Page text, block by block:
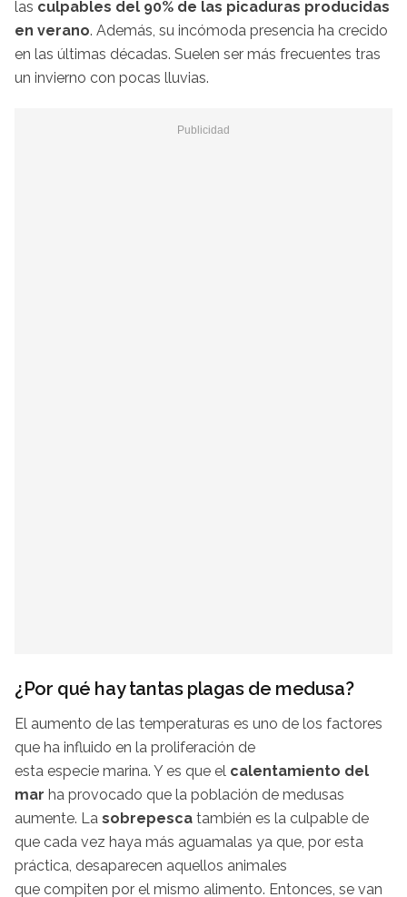
las culpables del 90% de las picaduras producidas
en verano. Además, su incómoda presencia ha crecido
en las últimas décadas. Suelen ser más frecuentes tras
un invierno con pocas lluvias.
¿Por qué hay tantas plagas de medusa?
El aumento de las temperaturas es uno de los factores
que ha influido en la proliferación de
esta especie marina. Y es que el calentamiento del
mar ha provocado que la población de medusas
aumente. La sobrepesca también es la culpable de
que cada vez haya más aguamalas ya que, por esta
práctica, desaparecen aquellos animales
que compiten por el mismo alimento. Entonces, se van